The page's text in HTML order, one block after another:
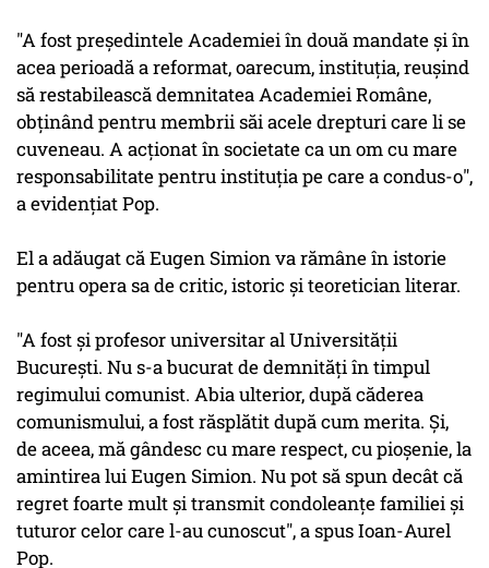
"A fost preşedintele Academiei în două mandate şi în
acea perioadă a reformat, oarecum, instituţia, reuşind
să restabilească demnitatea Academiei Române,
obţinând pentru membrii săi acele drepturi care li se
cuveneau. A acţionat în societate ca un om cu mare
responsabilitate pentru instituţia pe care a condus-o",
a evidenţiat Pop.
El a adăugat că Eugen Simion va rămâne în istorie
pentru opera sa de critic, istoric şi teoretician literar.
"A fost şi profesor universitar al Universităţii
Bucureşti. Nu s-a bucurat de demnităţi în timpul
regimului comunist. Abia ulterior, după căderea
comunismului, a fost răsplătit după cum merita. Şi,
de aceea, mă gândesc cu mare respect, cu pioşenie, la
amintirea lui Eugen Simion. Nu pot să spun decât că
regret foarte mult şi transmit condoleanţe familiei şi
tuturor celor care l-au cunoscut", a spus Ioan-Aurel
Pop.